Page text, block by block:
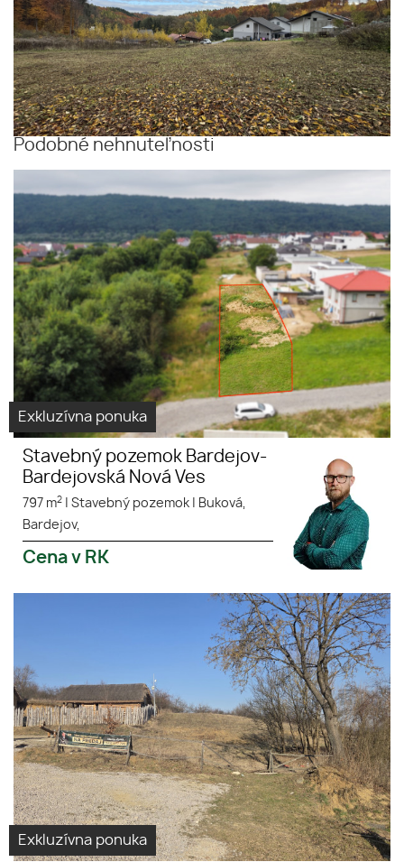
Podobné nehnuteľnosti
Exkluzívna ponuka
Stavebný pozemok Bardejov-
Bardejovská Nová Ves
797 m2 Stavebný pozemok
Buková,
Bardejov,
Cena v RK
KOMERČNÝ POZEMOK – VEĽKÝ
Virtuálna
prehliadka
Exkluzívna ponuka